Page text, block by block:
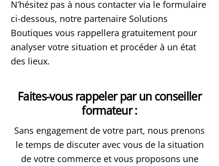
N’hésitez pas à nous contacter via le formulaire
ci-dessous, notre partenaire Solutions
Boutiques vous rappellera gratuitement pour
analyser votre situation et procéder à un état
des lieux.
Faites-vous rappeler par un conseiller
formateur :
Sans engagement de votre part, nous prenons
le temps de discuter avec vous de la situation
de votre commerce et vous proposons une